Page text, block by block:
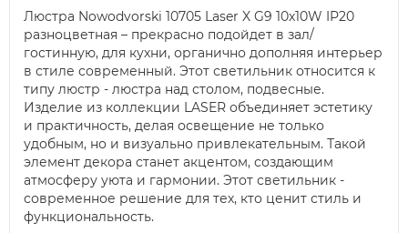
Люстра Nowodvorski 10705 Laser X G9 10x10W IP20
разноцветная – прекрасно подойдет в зал/
гостинную, для кухни, органично дополняя интерьер
в стиле современный. Этот светильник относится к
типу люстр - люстра над столом, подвесные.
Изделие из коллекции LASER объединяет эстетику
и практичность, делая освещение не только
удобным, но и визуально привлекательным. Такой
элемент декора станет акцентом, создающим
атмосферу уюта и гармонии. Этот светильник -
современное решение для тех, кто ценит стиль и
функциональность.